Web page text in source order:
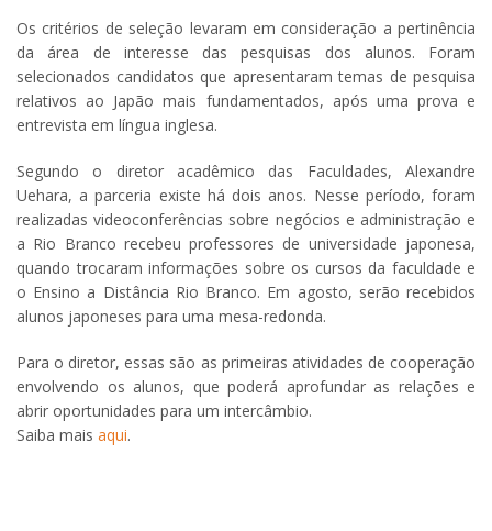
Os critérios de seleção levaram em consideração a pertinência
da área de interesse das pesquisas dos alunos. Foram
selecionados candidatos que apresentaram temas de pesquisa
relativos ao Japão mais fundamentados, após uma prova e
entrevista em língua inglesa.
Segundo o diretor acadêmico das Faculdades, Alexandre
Uehara, a parceria existe há dois anos. Nesse período, foram
realizadas videoconferências sobre negócios e administração e
a Rio Branco recebeu professores de universidade japonesa,
quando trocaram informações sobre os cursos da faculdade e
o Ensino a Distância Rio Branco. Em agosto, serão recebidos
alunos japoneses para uma mesa-redonda.
Para o diretor, essas são as primeiras atividades de cooperação
envolvendo os alunos, que poderá aprofundar as relações e
abrir oportunidades para um intercâmbio.
Saiba mais aqui.